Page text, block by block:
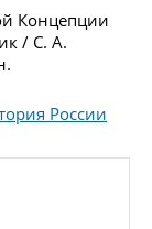
Концепции
/ С. А.
России